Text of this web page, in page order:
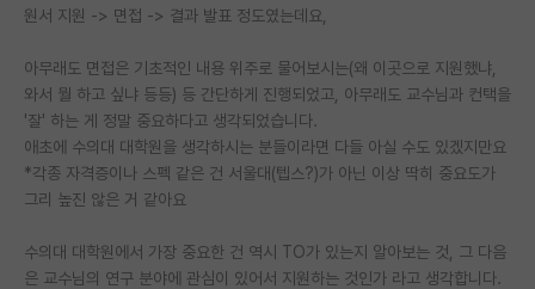
인문사회 계열 게시판
특수/전문대학원 게시판
반도체/AI 게시판
장학금/장학생 게시판
학술 정보 게시판
홍보 게시판
원서 지원 -> 면접 -> 결과 발표 정도였는데요,
아무래도 면접은 기초적인 내용 위주로 물어보시는(왜 이곳으로 지원했냐,
와서 뭘 하고 싶냐 등등) 등 간단하게 진행되었고, 아무래도 교수님과 컨택을
'잘' 하는 게 정말 중요하다고 생각되었습니다.
애초에 수의대 대학원을 생각하시는 분들이라면 다들 아실 수도 있겠지만요
*각종 자격증이나 스펙 같은 건 서울대(텝스?)가 아닌 이상 딱히 중요도가
그리 높진 않은 거 같아요
수의대 대학원에서 가장 중요한 건 역시 TO가 있는지 알아보는 것, 그 다음
은 교수님의 연구 분야에 관심이 있어서 지원하는 것인가 라고 생각합니다.